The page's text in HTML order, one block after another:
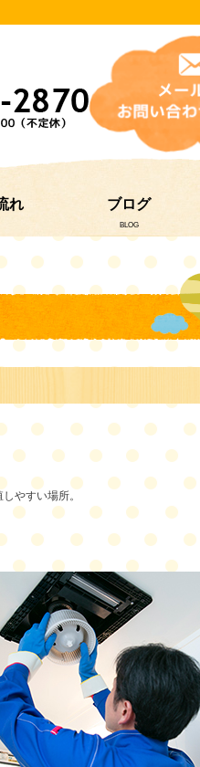
れ ブログ
BLOG
やすい場所。